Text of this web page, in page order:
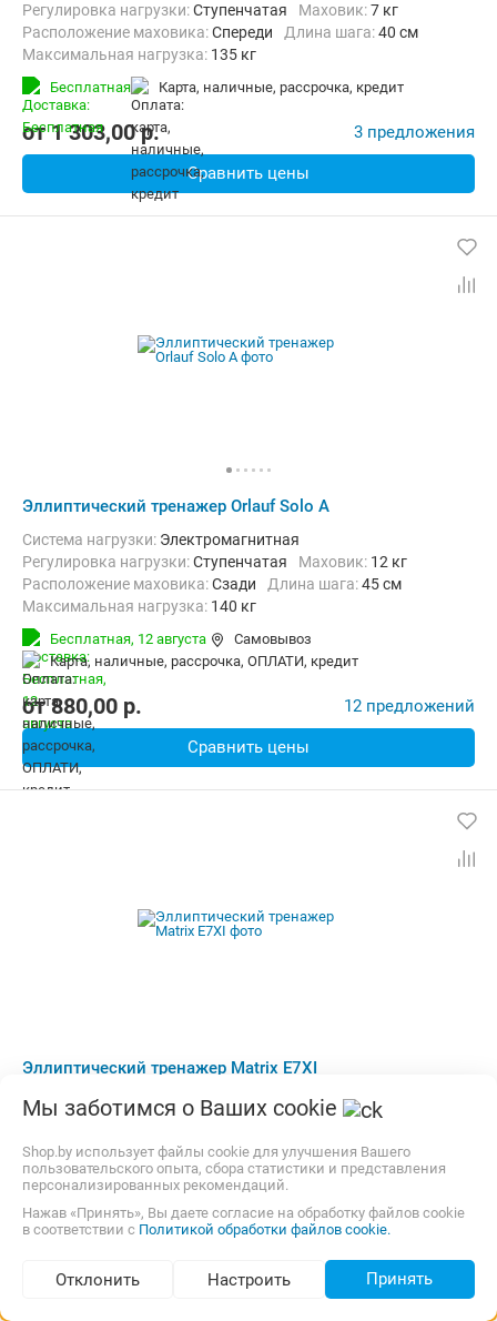
Подбор по параметрам (1 034)
Регулировка нагрузки:Ступенчатая Маховик:7 кг
Расположение маховика:Спереди Длина шага:40 см
Максимальная нагрузка: 135 кг
Бесплатная карта, наличные, рассрочка, кредит
от1 303,00p. 3 предложения
Сравнить цены
Эллиптический тренажер Orlauf Solo A
Система нагрузки: Электромагнитная
Регулировка нагрузки:Ступенчатая Маховик: 12 кг
Расположение маховика:Сзади Длина шага:45 см
Максимальная нагрузка: 140 кг
Бесплатная, 12 августа
Самовывоз
карта, наличные, рассрочка, ОПЛАТИ, кредит
от880,00 p. 12 предложений
Сравнить цены
Эллиптический тренажер Matrix E7XI
Система нагрузки:Электромагнитная
Расположение маховика:Спереди Длина шага:53.3 см
Максимальная нагрузка:182 кг
Сравнить цены
Мы заботимся о Ваших cookie
Shop.by использует файлы cookie для улучшения Вашего
пользовательского опыта, сбора статистики и представления
персонализированных рекомендаций.
Нажав «Принять», Вы даете согласие на обработку файлов cookie
в соответствии с Политикой обработки файлов cookie.
Отклонить Настроить Принять